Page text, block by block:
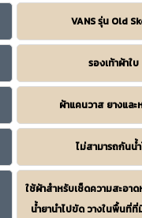
VANS รุ่น Old
รองเท้าผ้าใบ
ผ้าแคนวาส ยางแล
ไม่สามารถกันน้
ใช้ผ้าสำหรับเช็ดความสะอา
น้ำยานำไปขัด วางในพื้นที่ที่